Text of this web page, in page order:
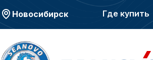
Новосибирск Где купить